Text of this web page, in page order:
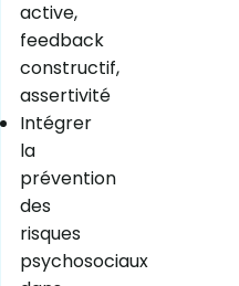
active,
feedback
constructif,
assertivité
Intégrer
la
prévention
des
risques
psychosociaux